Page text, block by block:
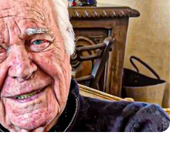
Megonondo
VOTE
Tempat Lahir: